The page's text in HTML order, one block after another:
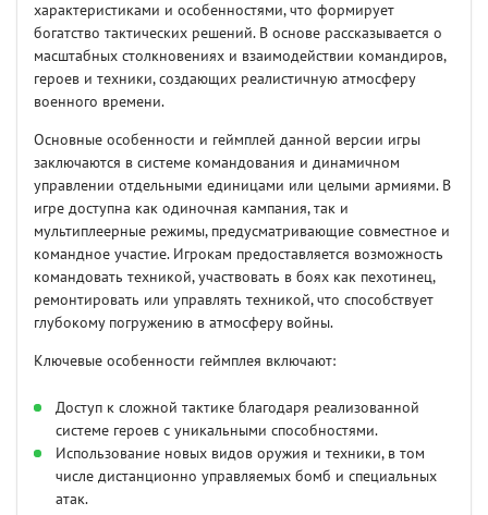
характеристиками и особенностями, что формирует
богатство тактических решений. В основе рассказывается о
масштабных столкновениях и взаимодействии командиров,
героев и техники, создающих реалистичную атмосферу
военного времени.
Основные особенности и геймплей данной версии игры
заключаются в системе командования и динамичном
управлении отдельными единицами или целыми армиями. В
игре доступна как одиночная кампания, так и
мультиплеерные режимы, предусматривающие совместное и
командное участие. Игрокам предоставляется возможность
командовать техникой, участвовать в боях как пехотинец,
ремонтировать или управлять техникой, что способствует
глубокому погружению в атмосферу войны.
Ключевые особенности геймплея включают:
Доступ к сложной тактике благодаря реализованной
системе героев с уникальными способностями.
Использование новых видов оружия и техники, в том
числе дистанционно управляемых бомб и специальных
атак.